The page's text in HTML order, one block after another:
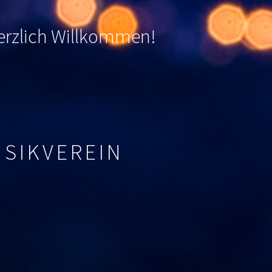
Willkommen!